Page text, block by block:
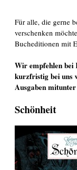
Für alle, die gerne
verschenken
Bucheditionen mit
Wir empfehlen bei
kurzfristig bei uns
Ausgaben
Schönheit